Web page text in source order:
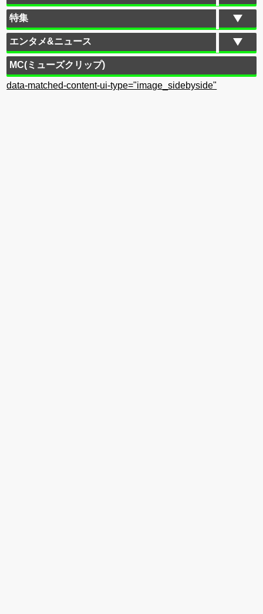
特集
エンタメ&ニュース
MC(ミューズクリップ)
data-matched-content-ui-type="image_sidebyside"